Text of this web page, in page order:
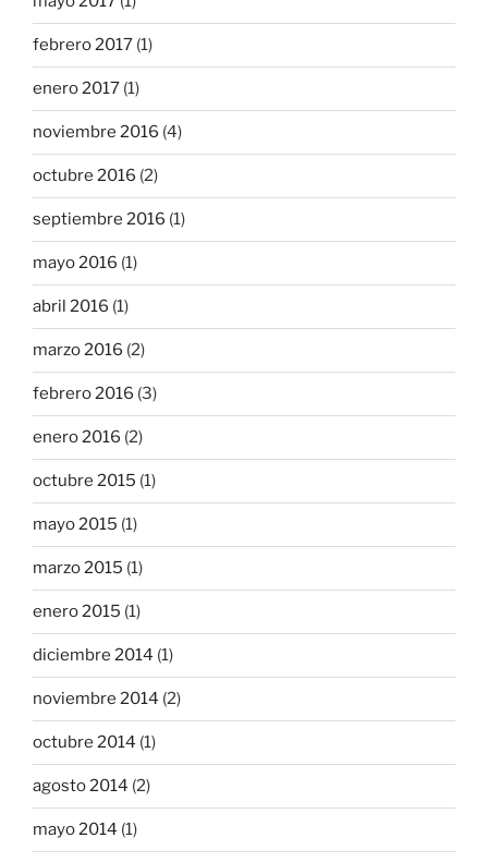
febrero 2017 (1)
enero 2017 (1)
noviembre 2016 (4)
octubre 2016 (2)
septiembre 2016 (1)
mayo 2016 (1)
abril 2016 (1)
marzo 2016 (2)
febrero 2016 (3)
enero 2016 (2)
octubre 2015 (1)
mayo 2015 (1)
marzo 2015 (1)
enero 2015 (1)
diciembre 2014 (1)
noviembre 2014 (2)
octubre 2014 (1)
agosto 2014 (2)
mayo 2014 (1)